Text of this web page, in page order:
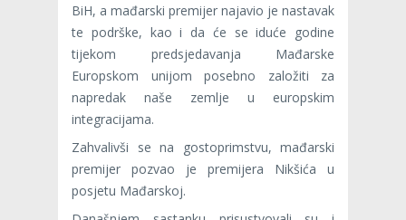
BiH, a mađarski premijer najavio je nastavak
te podrške, kao i da će se iduće godine
tijekom predsjedavanja Mađarske
Europskom unijom posebno založiti za
napredak naše zemlje u europskim
integracijama.
Zahvalivši se na gostoprimstvu, mađarski
premijer pozvao je premijera Nikšića u
posjetu Mađarskoj.